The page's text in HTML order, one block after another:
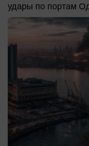
удары по портам